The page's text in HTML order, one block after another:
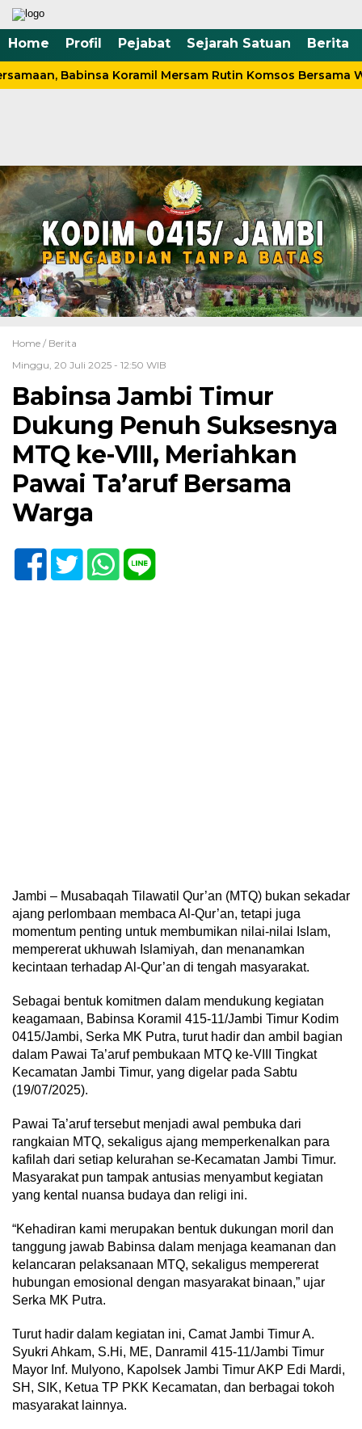
Home Profil Pejabat Sejarah Satuan Berita
Babinsa Koramil Mersam Rutin Komsos Bersama
Home / Berita
Minggu, 20 Juli 2025 - 12:50 WIB
Babinsa Jambi Timur
Dukung Penuh Suksesnya
MTQ ke-VIII, Meriahkan
Pawai Ta’aruf Bersama
Warga
Jambi – Musabaqah Tilawatil Qur’an (MTQ) bukan sekadar
ajang perlombaan membaca Al-Qur’an, tetapi juga
momentum penting untuk membumikan nilai-nilai Islam,
mempererat ukhuwah Islamiyah, dan menanamkan
kecintaan terhadap Al-Qur’an di tengah masyarakat.
Sebagai bentuk komitmen dalam mendukung kegiatan
keagamaan, Babinsa Koramil 415-11/Jambi Timur Kodim
0415/Jambi, Serka MK Putra, turut hadir dan ambil bagian
dalam Pawai Ta’aruf pembukaan MTQ ke-VIII Tingkat
Kecamatan Jambi Timur, yang digelar pada Sabtu
(19/07/2025).
Pawai Ta’aruf tersebut menjadi awal pembuka dari
rangkaian MTQ, sekaligus ajang memperkenalkan para
kafilah dari setiap kelurahan se-Kecamatan Jambi Timur.
Masyarakat pun tampak antusias menyambut kegiatan
yang kental nuansa budaya dan religi ini.
“Kehadiran kami merupakan bentuk dukungan moril dan
tanggung jawab Babinsa dalam menjaga keamanan dan
kelancaran pelaksanaan MTQ, sekaligus mempererat
hubungan emosional dengan masyarakat binaan,” ujar
Serka MK Putra.
Turut hadir dalam kegiatan ini, Camat Jambi Timur A.
Syukri Ahkam, S.Hi, ME, Danramil 415-11/Jambi Timur
Mayor Inf. Mulyono, Kapolsek Jambi Timur AKP Edi Mardi,
SH, SIK, Ketua TP PKK Kecamatan, dan berbagai tokoh
masyarakat lainnya.